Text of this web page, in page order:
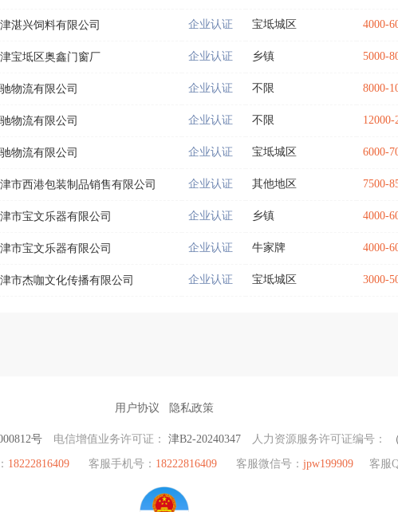
湛兴饲料有限公司 企业认证 宝坻城区 4000-
宝坻区奥鑫门窗厂 企业认证 乡镇 5000-
物流有限公司 企业认证 不限 8000-
物流有限公司 企业认证 不限 12000-
物流有限公司 企业认证 宝坻城区 6000-
市西港包装制品销售有限公司 企业认证 其他地区 7500-
市宝文乐器有限公司 企业认证 乡镇 4000-
市宝文乐器有限公司 企业认证 牛家牌 4000-
市杰咖文化传播有限公司 企业认证 宝坻城区 3000-
用户协议 隐私政策
号 电信增值业务许可证： 津B2-20240347 人力资源服务许可证编号：
18222816409 客服手机号： 18222816409 客服微信号： jpw199909 客服